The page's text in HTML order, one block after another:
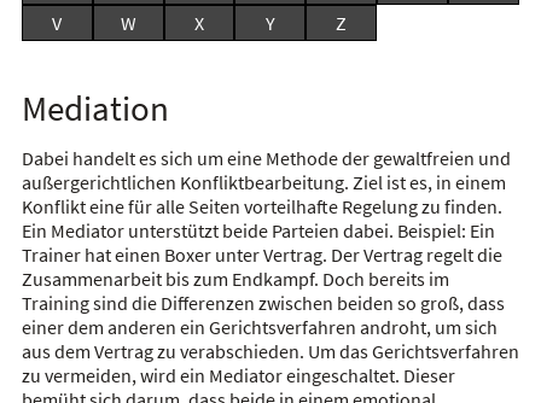
V
W X Y Z
Mediation
Dabei handelt es sich um eine Methode der gewaltfreien und
außergerichtlichen Konfliktbearbeitung. Ziel ist es, in einem
Konflikt eine für alle Seiten vorteilhafte Regelung zu finden.
Ein Mediator unterstützt beide Parteien dabei. Beispiel: Ein
Trainer hat einen Boxer unter Vertrag. Der Vertrag regelt die
Zusammenarbeit bis zum Endkampf. Doch bereits im
Training sind die Differenzen zwischen beiden so groß, dass
einer dem anderen ein Gerichtsverfahren androht, um sich
aus dem Vertrag zu verabschieden. Um das Gerichtsverfahren
zu vermeiden, wird ein Mediator eingeschaltet. Dieser